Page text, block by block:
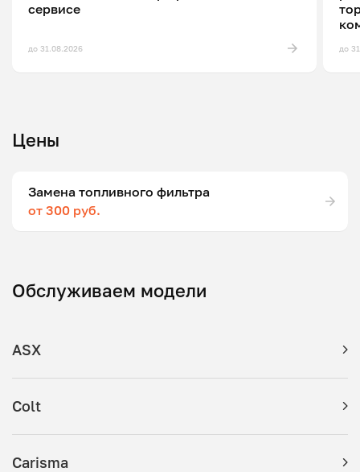
сервисе
до 31.08.2026 до
Цены
Замена топливного фильтра
от 300 руб.
Обслуживаем модели
ASX
Colt
Carisma